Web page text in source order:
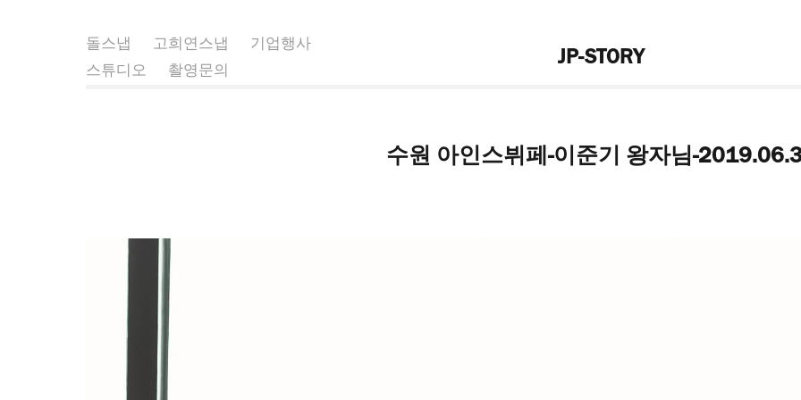
돌스냅 고희연스냅
기업행사
스튜디오
촬영문의
JP-STORY
수원 아인스뷔페-이준기 왕자님-